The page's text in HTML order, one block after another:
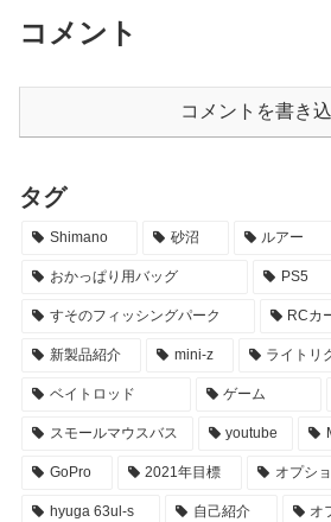
コメント
コメントを書き
タグ
Shimano 砂沼 ルアー
おかっぱり用バッグ PS5
すそのフィッシングパーク RCカ
新製品紹介 mini-z ライトリ
ベイトロッド ゲーム
スモールマウスバス youtube
GoPro 2021年目標 オプシ
hyuga 63ul-s 自己紹介 オ